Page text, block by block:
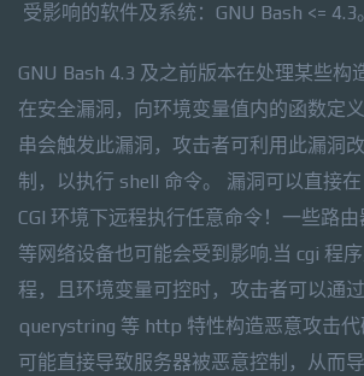
受影响的软件及系统： GNU Bash <= 4.3。
GNU Bash 4.3 及之前版本在处理某些构
在安全漏洞，向环境变量值内的函数定
串会触发此漏洞，攻击者可利用此漏洞
制，以执行 shell 命令。 漏洞可以直接
CGI 环境下远程执行任意命令！一些路
等网络设备也可能会受到影响.当 cgi 程
程，且环境变量可控时，攻击者可以通过
querystring 等 http 特性构造恶意攻击代
可能直接导致服务器被恶意控制，从而